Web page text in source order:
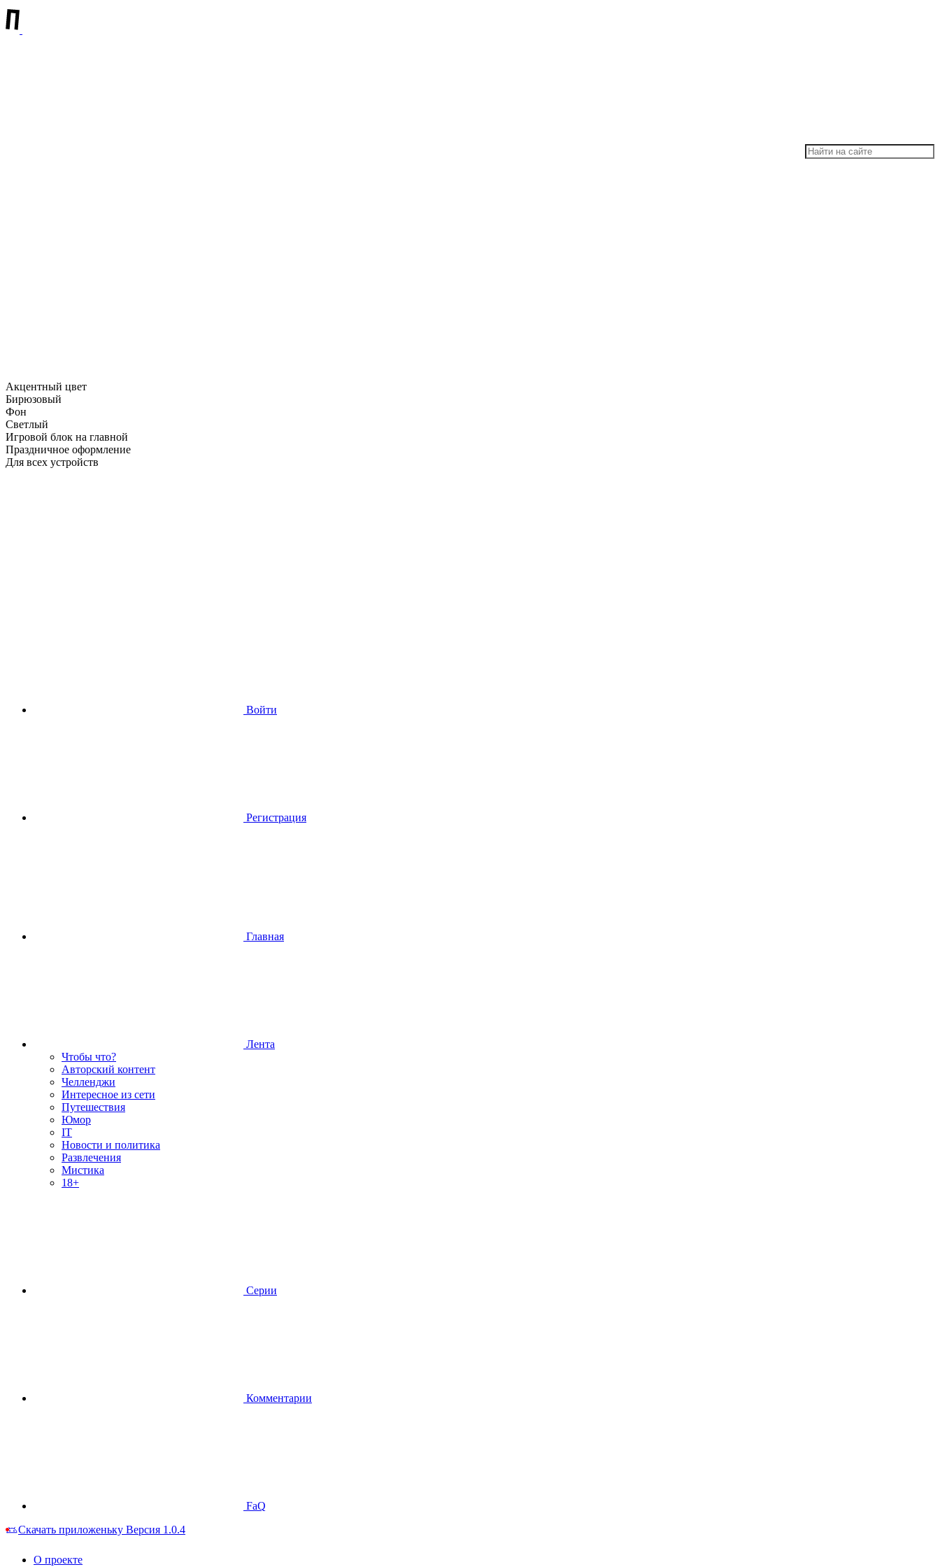
Акцентный цвет
Бирюзовый
Фон
Светлый
Игровой блок на главной
Праздничное оформление
Для всех устройств
Войти
Регистрация
Главная
Лента
Чтобы что?
Авторский контент
Челленджи
Интересное из сети
Путешествия
Юмор
IT
Новости и политика
Развлечения
Мистика
18+
Серии
Комментарии
FaQ
Скачать приложеньку Версия 1.0.4
О проекте